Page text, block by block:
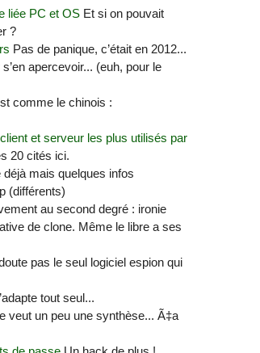
liée PC et OSEt si on pouvait
?
Pas de panique, c’était en 2012...
apercevoir... (euh, pour le
comme le chinois :
et serveur les plus utilisés par
20 cités ici.
déjà mais quelques infos
(différents)
au second degré : ironie
de clone. Même le libre a ses
pas le seul logiciel espion qui
tout seul...
veut un peu une synthèse... Ã‡a